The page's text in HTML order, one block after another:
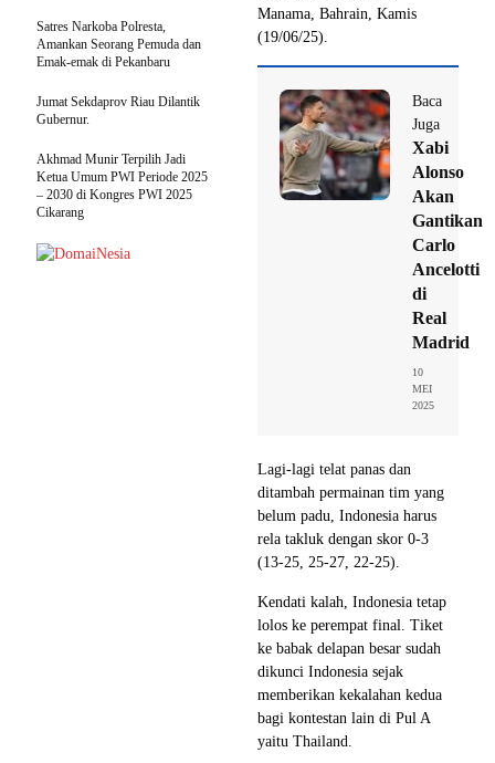
Manama, Bahrain, Kamis
(19/06/25).
Baca
Juga
Xabi
Alonso
Akan
Gantikan
Carlo
Ancelotti
di
Real
Madrid
10
MEI
2025
Lagi-lagi telat panas dan
ditambah permainan tim yang
belum padu, Indonesia harus
rela takluk dengan skor 0-3
(13-25, 25-27, 22-25).
Kendati kalah, Indonesia tetap
lolos ke perempat final. Tiket
ke babak delapan besar sudah
dikunci Indonesia sejak
memberikan kekalahan kedua
bagi kontestan lain di Pul A
yaitu Thailand.
Satres Narkoba Polresta,
Amankan Seorang Pemuda dan
Emak-emak di Pekanbaru
Jumat Sekdaprov Riau Dilantik
Gubernur.
Akhmad Munir Terpilih Jadi
Ketua Umum PWI Periode 2025
– 2030 di Kongres PWI 2025
Cikarang